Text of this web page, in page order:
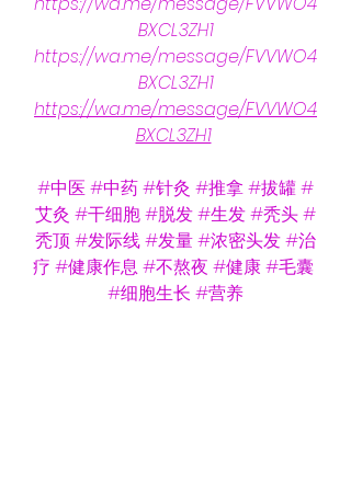
BXCL3ZH1
https://wa.me/message/FVVWO4
BXCL3ZH1
https://wa.me/message/FVVWO4
BXCL3ZH1
#中医#中药#针灸 #推拿#拔罐#
艾灸 #干细胞#脱发#生发#秃头#
秃顶 #发际线#发量#浓密头发#治
疗 #健康作息#不熬夜 #健康#毛囊
#细胞生长 #营养